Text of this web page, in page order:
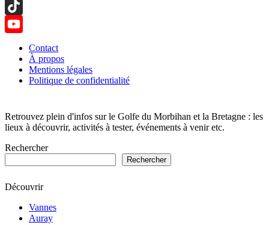
Instagram
TikTok
Channel
Contact
À propos
Mentions légales
Politique de confidentialité
Retrouvez plein d'infos sur le Golfe du Morbihan et la Bretagne : les
lieux à découvrir, activités à tester, événements à venir etc.
Rechercher
Rechercher
Découvrir
Vannes
Auray